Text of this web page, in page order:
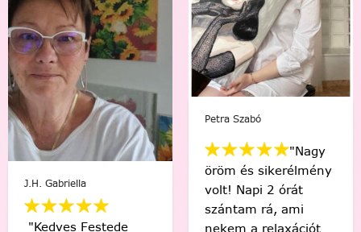
Viki Vas-Lukács
"Kedvenc egyéni
számfestőmmel 🥰
tökéletes lett,
Mikus Bernadett
"Minden percében
egy igazi festő
“művésznek”
éreztem magam.